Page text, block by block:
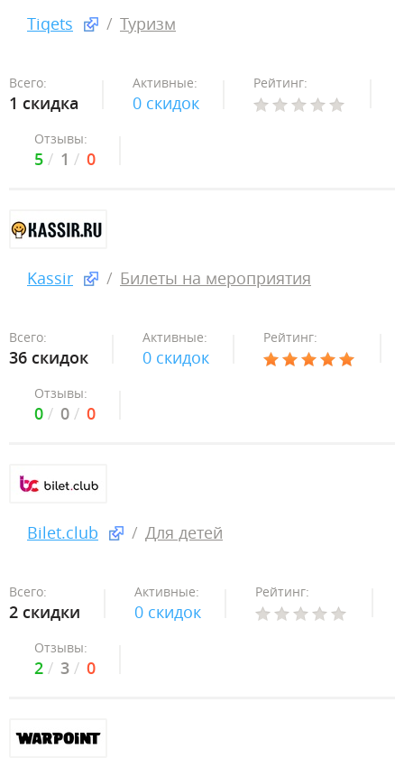
Tiqets Туризм
Всего:
1 скидка
Активные:
0 скидок
Рейтинг:
Отзывы:
5 1 0
Kassir Билеты на мероприятия
Всего:
36 скидок
Активные:
0 скидок
Рейтинг:
Отзывы:
0 0 0
Bilet.club Для детей
Всего:
2 скидки
Активные:
0 скидок
Рейтинг:
Отзывы:
2 3 0